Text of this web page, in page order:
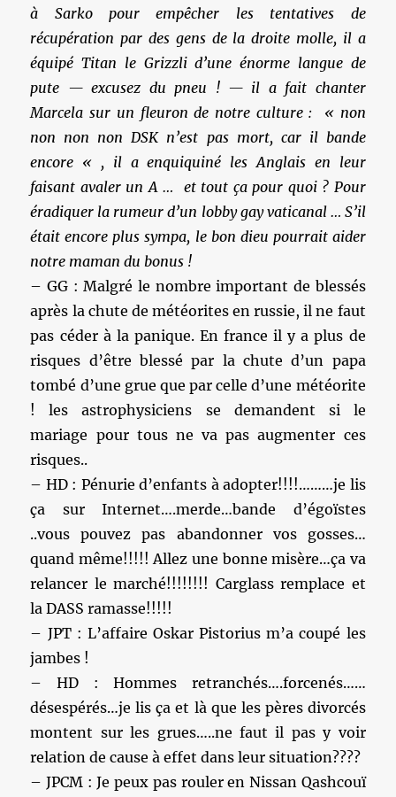
à Sarko pour empêcher les tentatives de
récupération par des gens de la droite molle, il a
équipé Titan le Grizzli d’une énorme langue de
pute — excusez du pneu ! — il a fait chanter
Marcela sur un fleuron de notre culture : « non
non non non DSK n’est pas mort, car il bande
encore « , il a enquiquiné les Anglais en leur
faisant avaler un A … et tout ça pour quoi ? Pour
éradiquer la rumeur d’un lobby gay vaticanal … S’il
était encore plus sympa, le bon dieu pourrait aider
notre maman du bonus !
– GG : Malgré le nombre important de blessés
après la chute de météorites en russie, il ne faut
pas céder à la panique. En france il y a plus de
risques d’être blessé par la chute d’un papa
tombé d’une grue que par celle d’une météorite
! les astrophysiciens se demandent si le
mariage pour tous ne va pas augmenter ces
risques..
– HD : Pénurie d’enfants à adopter!!!!………je lis
ça sur Internet….merde…bande d’égoïstes
..vous pouvez pas abandonner vos gosses…
quand même!!!!! Allez une bonne misère…ça va
relancer le marché!!!!!!!! Carglass remplace et
la DASS ramasse!!!!!
– JPT : L’affaire Oskar Pistorius m’a coupé les
jambes !
– HD : Hommes retranchés….forcenés……
désespérés…je lis ça et là que les pères divorcés
montent sur les grues…..ne faut il pas y voir
relation de cause à effet dans leur situation????
– JPCM : Je peux pas rouler en Nissan Qashcouï